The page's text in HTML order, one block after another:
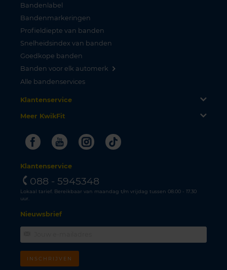
Bandenlabel
Bandenmarkeringen
Profieldiepte van banden
Snelheidsindex van banden
Goedkope banden
Banden voor elk automerk
Alle bandenservices
Klantenservice
Meer KwikFit
FacebookYoutubeInstagram
Tiktok
Klantenservice
088 - 5945348
Lokaal tarief. Bereikbaar van maandag t/m vrijdag tussen 08.00 - 17.30
uur.
Nieuwsbrief
INSCHRIJVEN